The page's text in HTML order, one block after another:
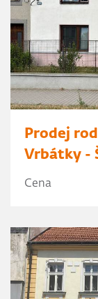
Prodej
Vrbátky -
Cena